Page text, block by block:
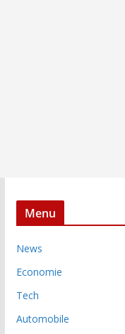
Menu
News
Economie
Tech
Automobile